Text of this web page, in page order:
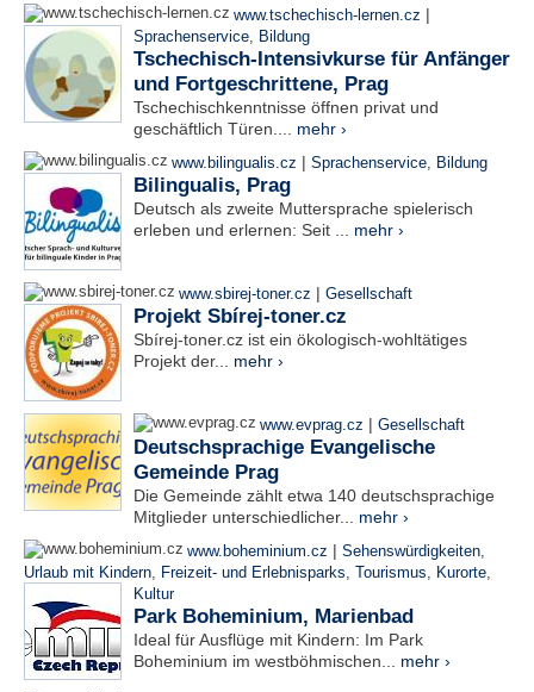
www.tschechisch-lernen.cz |
Sprachenservice, Bildung
Tschechisch-Intensivkurse für Anfänger
und Fortgeschrittene, Prag
Tschechischkenntnisse öffnen privat und
geschäftlich Türen.... mehr ›
www.bilingualis.cz | Sprachenservice, Bildung
Bilingualis, Prag
Deutsch als zweite Muttersprache spielerisch
erleben und erlernen: Seit ... mehr ›
www.sbirej-toner.cz | Gesellschaft
Projekt Sbírej-toner.cz
Sbírej-toner.cz ist ein ökologisch-wohltätiges
Projekt der... mehr ›
www.evprag.cz | Gesellschaft
Deutschsprachige Evangelische
Gemeinde Prag
Die Gemeinde zählt etwa 140 deutschsprachige
Mitglieder unterschiedlicher... mehr ›
www.boheminium.cz | Sehenswürdigkeiten,
Urlaub mit Kindern, Freizeit- und Erlebnisparks, Tourismus, Kurorte,
Kultur
Park Boheminium, Marienbad
Ideal für Ausflüge mit Kindern: Im Park
Boheminium im westböhmischen... mehr ›